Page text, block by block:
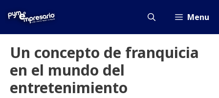
Menu
Un concepto de franquicia
en el mundo del
entretenimiento